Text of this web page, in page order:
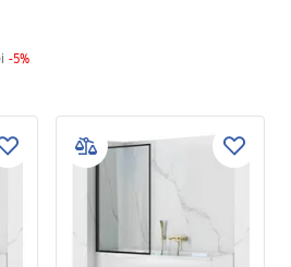
-5%